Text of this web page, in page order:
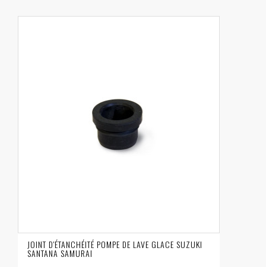
JOINT D'ÉTANCHÉITÉ POMPE DE LAVE GLACE SUZUKI
SANTANA SAMURAI